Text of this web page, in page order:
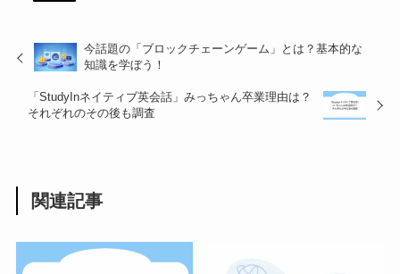
今話題の「ブロックチェーンゲーム」とは？基本的な
知識を学ぼう！
「StudyInネイティブ英会話」みっちゃん卒業理由は？
それぞれのその後も調査
関連記事